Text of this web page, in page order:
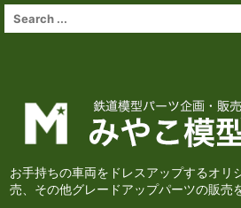
お手持ちの車両をドレスアップするオリ
売、その他グレードアップパーツの販